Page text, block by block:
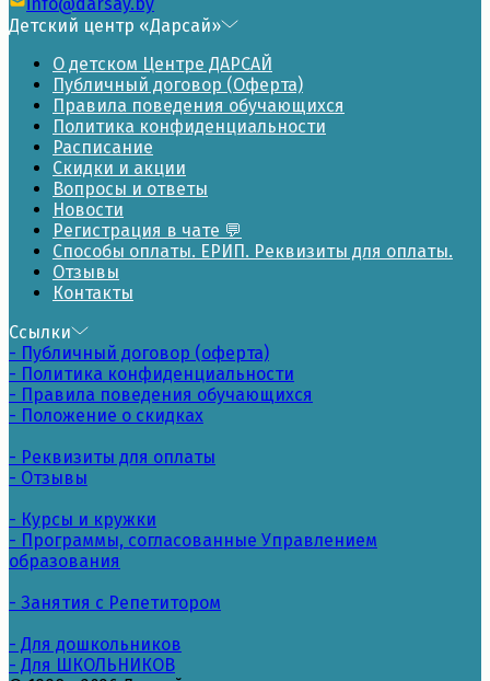
info@darsay.by
Детский центр «Дарсай»
О детском Центре ДАРСАЙ
Публичный договор (Оферта)
Правила поведения обучающихся
Политика конфиденциальности
Расписание
Скидки и акции
Вопросы и ответы
Новости
Регистрация в чате 💬
Способы оплаты. ЕРИП. Реквизиты для оплаты.
Отзывы
Контакты
Ссылки
- Публичный договор (оферта)
- Политика конфиденциальности
- Правила поведения обучающихся
- Положение о скидках
- Реквизиты для оплаты
- Отзывы
- Курсы и кружки
- Программы, согласованные Управлением
образования
- Занятия с Репетитором
- Для дошкольников
- Для ШКОЛЬНИКОВ